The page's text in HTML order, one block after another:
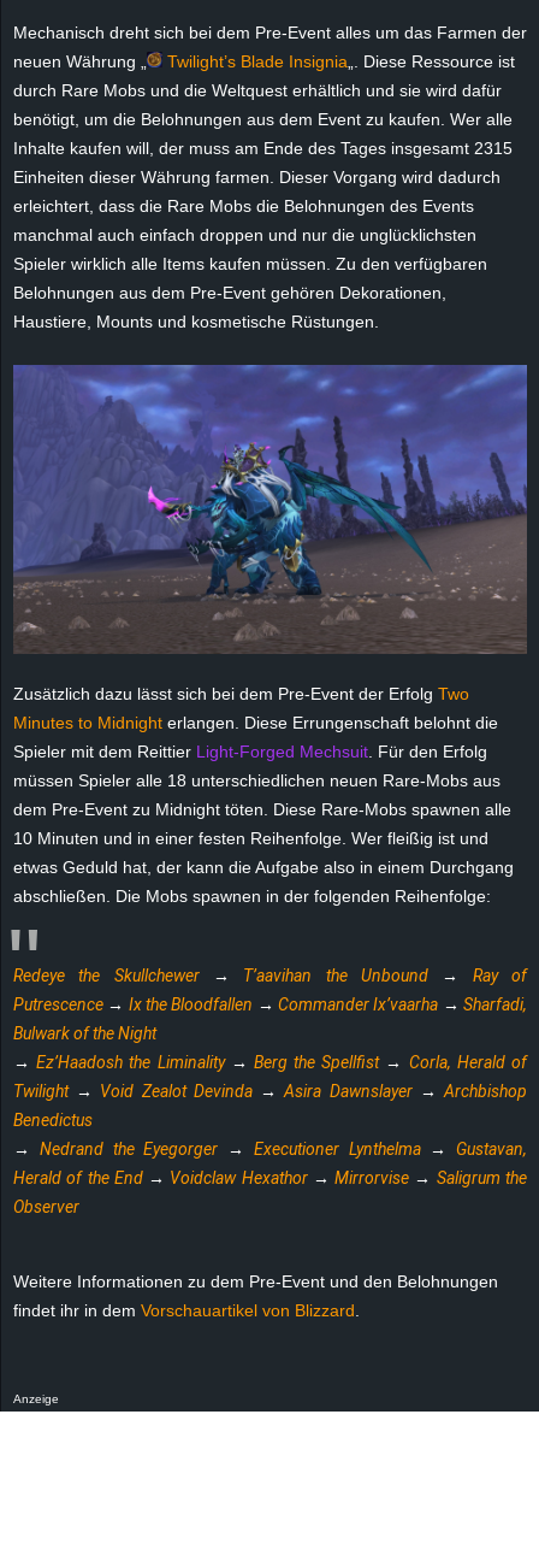
Mechanisch dreht sich bei dem Pre-Event alles um das Farmen der
neuen Währung „
Twilight’s Blade Insignia „. Diese Ressource ist
durch Rare Mobs und die Weltquest erhältlich und sie wird dafür
benötigt, um die Belohnungen aus dem Event zu kaufen. Wer alle
Inhalte kaufen will, der muss am Ende des Tages insgesamt 2315
Einheiten dieser Währung farmen. Dieser Vorgang wird dadurch
erleichtert, dass die Rare Mobs die Belohnungen des Events
manchmal auch einfach droppen und nur die unglücklichsten
Spieler wirklich alle Items kaufen müssen. Zu den verfügbaren
Belohnungen aus dem Pre-Event gehören Dekorationen,
Haustiere, Mounts und kosmetische Rüstungen.
Zusätzlich dazu lässt sich bei dem Pre-Event der Erfolg Two
Minutes to Midnight erlangen. Diese Errungenschaft belohnt die
Spieler mit dem Reittier Light-Forged Mechsuit. Für den Erfolg
müssen Spieler alle 18 unterschiedlichen neuen Rare-Mobs aus
dem Pre-Event zu Midnight töten. Diese Rare-Mobs spawnen alle
10 Minuten und in einer festen Reihenfolge. Wer fleißig ist und
etwas Geduld hat, der kann die Aufgabe also in einem Durchgang
abschließen. Die Mobs spawnen in der folgenden Reihenfolge:
Redeye the Skullchewer→ T’aavihan the Unbound → Ray of
Putrescence → Ix the Bloodfallen →Commander Ix’vaarha →Sharfadi,
Bulwark of the Night
→Ez’Haadosh the Liminality→ Berg the Spellfist→ Corla, Herald of
Twilight→ Void Zealot Devinda→Asira Dawnslayer→Archbishop
Benedictus
→ Nedrand the Eyegorger → Executioner Lynthelma→ Gustavan,
Herald of the End→ Voidclaw Hexathor→Mirrorvise → Saligrum the
Observer
Weitere Informationen zu dem Pre-Event und den Belohnungen
findet ihr in dem Vorschauartikel von Blizzard.
Anzeige